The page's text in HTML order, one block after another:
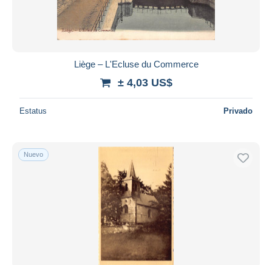
Liège – L'Ecluse du Commerce
± 4,03 US$
Estatus Privado
Nuevo